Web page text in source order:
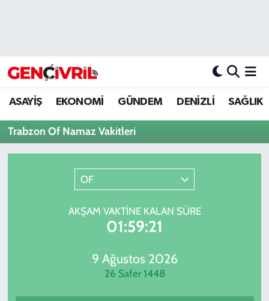
ASAYİŞ EKONOMİ GÜNDEM DENİZLİ SAĞLIK
Trabzon Of Namaz Vakitleri
OF
AKŞAM VAKTINE KALAN SÜRE
01:59:21
9 Ağustos 2026
26 Safer 1448
DENİZLİ
EĞİTİM
EKONOMİ
GÜNDEM
Merkezefendi Trafik Yoğunluk Haritası
Süper Lig Puan Durumu ve Fikstür
Tüm Manşetler
Son Dakika Haberleri